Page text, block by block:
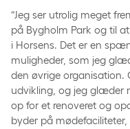
”Jeg ser utrolig meget
på Bygholm Park og til
i Horsens. Det er en
muligheder, som jeg
den øvrige organisation.
udvikling, og jeg glæder
op for et renoveret og
byder på